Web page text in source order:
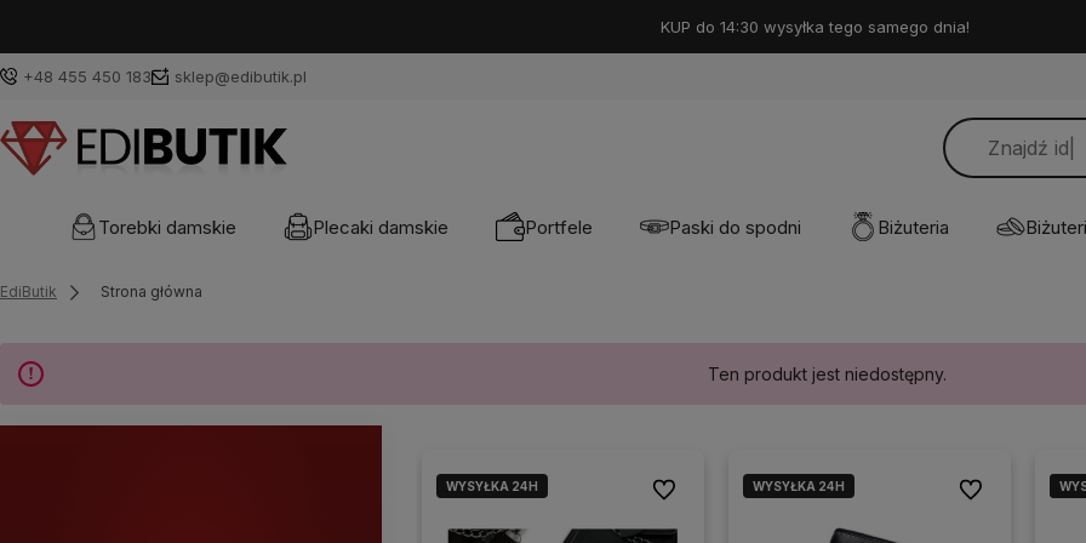
KUP do 14:30 wysyłka tego samego dnia!
+48 455 450 183 sklep@edibutik.pl
Torebki damskie Plecaki damskie Portfele Paski do spodni Biżuteria
EdiButik Strona główna
Ten produkt jest niedostępny.
WYSYŁKA 24H Do ulubionychWYSYŁKA 24H Do ulubionych